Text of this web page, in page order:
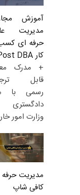
آموزش
مدیریت
حرفه ای
کار Post DBA
+ مدرک
قابل
رسمی با
وزارت امور
مدیریت
کافی شاپ